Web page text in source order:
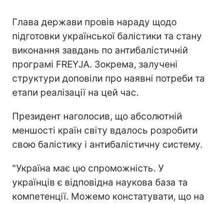
Глава держави провів нараду щодо
підготовки української балістики та стану
виконання завдань по антибалістичній
програмі FREYJA. Зокрема, залучені
структури доповіли про наявні потреби та
етапи реалізації на цей час.
Президент наголосив, що абсолютній
меншості країн світу вдалось розробити
свою балістику і антибалістичну систему.
"Україна має цю спроможність. У
українців є відповідна наукова база та
компетенції. Можемо констатувати, що на